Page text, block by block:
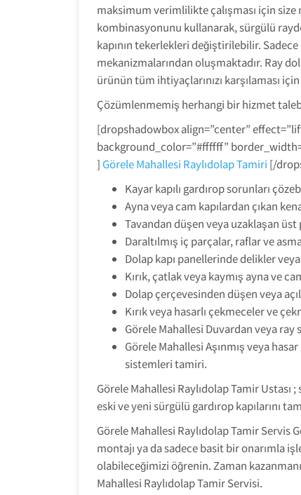
maksimum verimlilikte çalışması için
kombinasyonunu kullanarak, sürgülü
kapının tekerlekleri değiştirilebilir.
mekanizmalarından oluşmaktadır. Ray
ürünün tüm ihtiyaçlarınızı karşılaması
Çözümlenmemiş herhangi bir hizmet
[dropshadowbox align=”center”
background_color=”#ffffff”
] Görele Mahallesi Raylıdolap Tamiri [/
Kayar kapılı gardırop sorunları
Ayna veya cam kapılardan çıkan
Tavandan düşen veya uzaklaşan üst
Daraltılmış iç parçalar, raflar ve
Dolap kapı panellerinde delikler
Kırık, çatlak veya kaymış ayna ve
Dolap çerçevesinden düşen veya
Kırık veya hasarlı çekmeceler ve
Görele Mahallesi Duvardan veya
Görele Mahallesi Aşınmış veya
sistemleri tamiri.
Görele Mahallesi Raylıdolap Tamir
eski ve yeni sürgülü gardırop kapılarını
Görele Mahallesi Raylıdolap Tamir
montajı ya da sadece basit bir onarımla
olabileceğimizi öğrenin. Zaman
Mahallesi Raylıdolap Tamir Servisi.